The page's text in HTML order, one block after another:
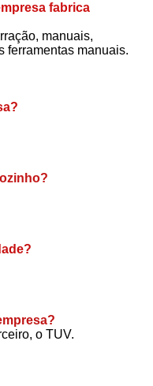
fabrica
manuais,
ferramentas manuais.
o TUV.